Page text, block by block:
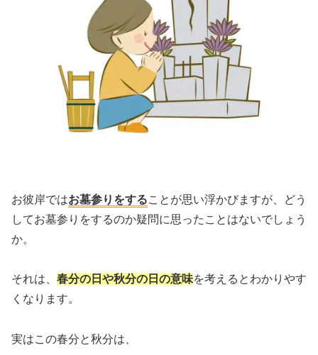
お彼岸ではお墓参りをすることが思い浮かびますが、どう
してお墓参りをするのか疑問に思ったことはないでしょう
か。
それは、 春分の日や秋分の日の意味を考えるとわかりやす
くなります。
実はこの春分と秋分は、